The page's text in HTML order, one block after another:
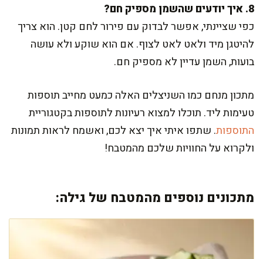
8. איך יודעים שהשמן מספיק חם?
כפי שציינתי, אפשר לבדוק עם פירור לחם קטן. הוא צריך
להיטגן מיד ולאט לאט לצוף. אם הוא שוקע ולא עושה
בועות, השמן עדיין לא מספיק חם.
מתכון מנחם כמו השניצלים האלה כמעט מחייב תוספות
טעימות ליד. תוכלו למצוא רעיונות לתוספות בקטגוריית
התוספות. שתפו איתי איך יצא לכם, ואשמח לראות תמונות
ולקרוא על החוויות שלכם מהמטבח!
מתכונים נוספים מהמטבח של גילה: